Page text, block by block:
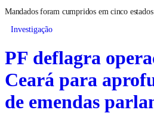
Mandados foram cumpridos em cinco
Investigação
PF deflagra
Ceará para
de emendas